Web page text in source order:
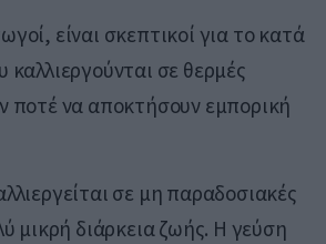
είναι σκεπτικοί για το κατά
σε θερμές
ποτέ να αποκτήσουν εμπορική
σε μη παραδοσιακές
μικρή διάρκεια ζωής. Η γεύση